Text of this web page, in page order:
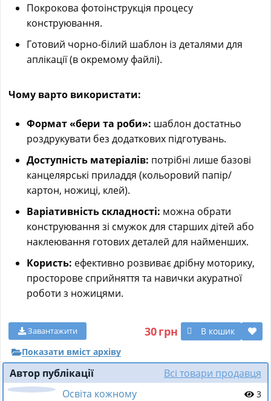
Покрокова фотоінструкція процесу
конструювання.
Готовий чорно-білий шаблон із деталями для
аплікації (в окремому файлі).
Чому варто використати:
Формат «бери та роби»: шаблон достатньо
роздрукувати без додаткових підготувань.
Доступність матеріалів: потрібні лише базові
канцелярські приладдя (кольоровий папір/
картон, ножиці, клей).
Варіативність складності: можна обрати
конструювання зі смужок для старших дітей або
наклеювання готових деталей для найменших.
Користь: ефективно розвиває дрібну моторику,
просторове сприйняття та навички акуратної
роботи з ножицями.
30грн В кошик
Завантажити
Показати вміст архіву
Автор публікації
Всі товари продавця
Освіта кожному
3